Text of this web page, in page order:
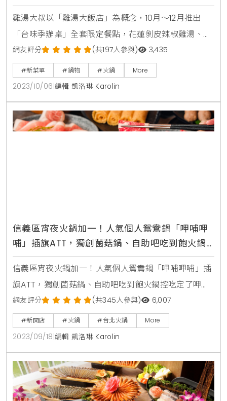
府城蔥肉捲、台北大稻埕芋粿巧
雞湯大叔以「雞湯大飯店」為概念，10月～12月推出
「台味季辦桌」全套限定餐點，花蓮剝皮辣椒雞湯、台
灣在地雞松阪、嘉義巷仔內雞肉飯、台南府城蔥肉捲、
台北大稻埕芋粿巧，集結台灣各地在地風味與食材，要
讓湯控、火鍋控在雞湯大叔的餐桌上，用味蕾環島、一
站品嚐所有經典台味。其中「剝皮辣椒雞湯」是過去雞
湯大叔季節限定湯品中，最多好評、最多湯控敲碗回歸
的人氣口味之一；本次藉由台味季升級突破、給湯控一
網友評分 (共197人參與) 3,435
#新菜單 #鍋物 #火鍋 More
2023/10/06 編輯 凱洛琳 Karolin
信義區宵夜火鍋加一！人氣個人鴛鴦鍋「呷哺呷
哺」插旗ATT，獨創菌菇鍋、自助吧吃到飽火鍋
控吃定了
信義區宵夜火鍋加一！人氣個人鴛鴦鍋「呷哺呷哺」插
旗ATT，獨創菌菇鍋、自助吧吃到飽火鍋控吃定了呷哺
呷哺 ATT 4 FUN店地址: 台北市信義區松壽路12號1樓電
話: (02) 7734-2298呷哺呷哺 ATT 4 FUN店開幕優惠
9/18-10/15則有二人同行、第二個套餐8折優惠（以低
價者計算），期間消費滿1000元即可轉扭蛋一次，最大
獎有一年份呷哺免費吃等好禮。呷哺呷哺鍋底介紹：胡
椒豬肚雞
網友評分 (共345人參與) 6,007
#新開店 #火鍋 #台北火鍋 More
2023/09/18 編輯 凱洛琳 Karolin